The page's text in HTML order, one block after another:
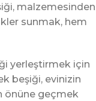
malzemesinden
sunmak, hem
yerleştirmek için
beşiği, evinizin
önüne geçmek